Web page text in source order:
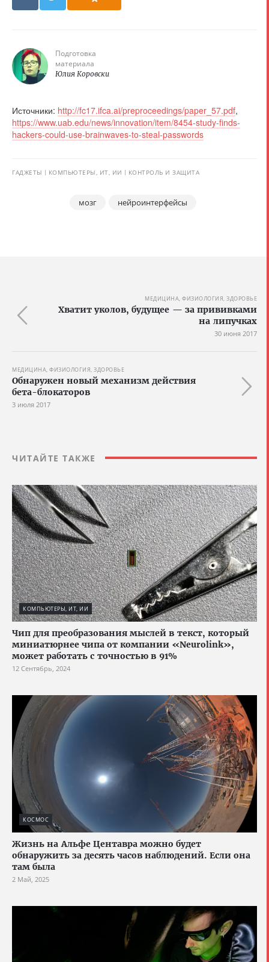
Подготовка
материала
Юлия Коровски
Источники: http://fc17.ifca.ai/preproceedings/paper_57.pdf,
https://www.uab.edu/news/innovation/item/8454-study-finds-
hackers-could-use-brainwaves-to-steal-passwords
ГАДЖЕТЫ КОМПЬЮТЕРЫ, ИТ, ИИ КОНТРОЛЬ И ЗАЩИТА
мозг нейроинтерфейсы
МЕДИЦИНА, ФИЗИОЛОГИЯ, ЗДОРОВЬЕ
Хватит уколов, будущее — за прививками
на липучках
30 июня 2017
МЕДИЦИНА, ФИЗИОЛОГИЯ, ЗДОРОВЬЕ
Обнаружен новый механизм действия
бета-блокаторов
3 июля 2017
ЧИТАЙТЕ ТАКЖЕ
КОМПЬЮТЕРЫ, ИТ, ИИ
Чип для преобразования мыслей в текст, который
миниатюрнее чипа от компании «Neurolink»,
может работать с точностью в 91%
12 Сентябрь, 2024
КОСМОС
Жизнь на Альфе Центавра можно будет
обнаружить за десять часов наблюдений. Если она
там была
2 Май, 2025